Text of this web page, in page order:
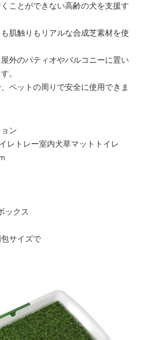
ことができない高齢の犬を支援す
肌触りもリアルな合成芝素材を使
外のパティオやバルコニーに置い
。
ペットの周りで安全に使用できま
ン
レトレー室内犬草マットトイレ
ックス
包サイズで